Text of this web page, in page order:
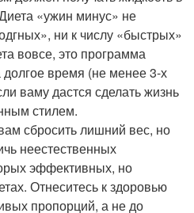
«ужин минус» не
ни к числу «быстрых»
вовсе, это программа
долгое время (не менее 3-х
ваму дастся сделать жизнь
стилем.
сбросить лишний вес, но
неестественных
эффективных, но
Отнеситесь к здоровью
пропорций, а не до